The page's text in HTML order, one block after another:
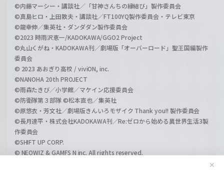
✕
©内藤マーシー・講談社／「甘神さんちの縁結び」製作委員会
©真島ヒロ・上田敦夫・講談社／FT100YQ製作委員会・テレビ東京
©龍幸伸／集英社・ダンダダン製作委員会
©2023 時雨沢恵一/KADOKAWA/GGO2 Project
©丸山くがね・KADOKAWA刊／劇場版「オーバーロード」聖王国編製作
委員会
© 2023 あおぎり高校 / viviON, inc.
©NANOHA 20th PROJECT
©雨森たきび／小学館／マケイン応援委員会
©防衛隊第３部隊 ©松本直也／集英社
©原悠衣・芳文社／劇場版きんいろモザイク Thank you!! 製作委員会
©長月達平・株式会社KADOKAWA刊／Re:ゼロから始める異世界生活3製
作委員会
©SHIFT UP CORP.
© NEOWIZ & GAMFS N inc. All rights reserved.